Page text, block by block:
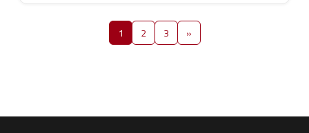
1 Pagina 1
2Pagina 2
3Pagina 3
»Pagina successiva